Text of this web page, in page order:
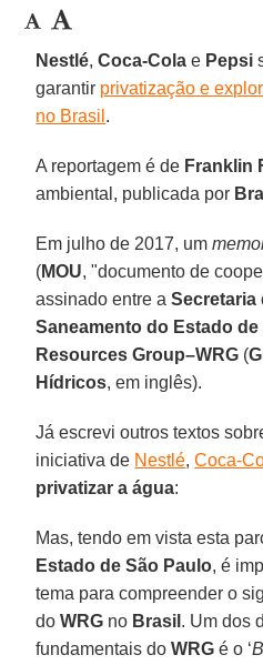
Nestlé, Coca-Colae Pepsi
garantir privatização e
no Brasil .
A reportagem é de Franklin
ambiental, publicada por
Em julho de 2017, um
(MOU, "documento de
assinado entre a
Saneamento do Estado de
Resources Group–WRG (
Hídricos, em inglês).
Já escrevi outros textos
iniciativa de Nestlé,Coca-
privatizar a água:
Mas, tendo em vista esta
Estado de São Paulo, é
tema para compreender o
doWRG no Brasil . Um dos
fundamentais doWRG é o ‘